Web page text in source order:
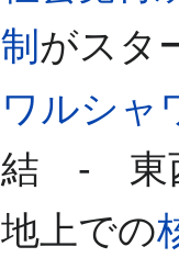
制 がスタ
ワルシャ
結 - 東
地上での